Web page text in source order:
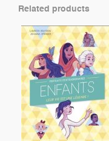
Related products